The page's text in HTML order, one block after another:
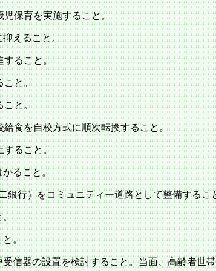
児保育を実施すること。
抑えること。
ること。
と。
と。
食を自校方式に順次転換すること。
ること。
ること。
二銀行）をコミュニティー道路として整備するこ
。
と。
信器の設置を検討すること。当面、高齢者世